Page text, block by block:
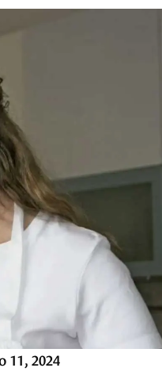
11, 2024